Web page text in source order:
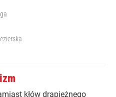
kłów drapieżnego